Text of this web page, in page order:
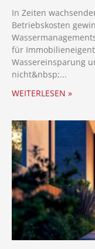
In Zeiten
Betriebskosten
für
Wassereinsparung
nicht
WEITERLESEN »